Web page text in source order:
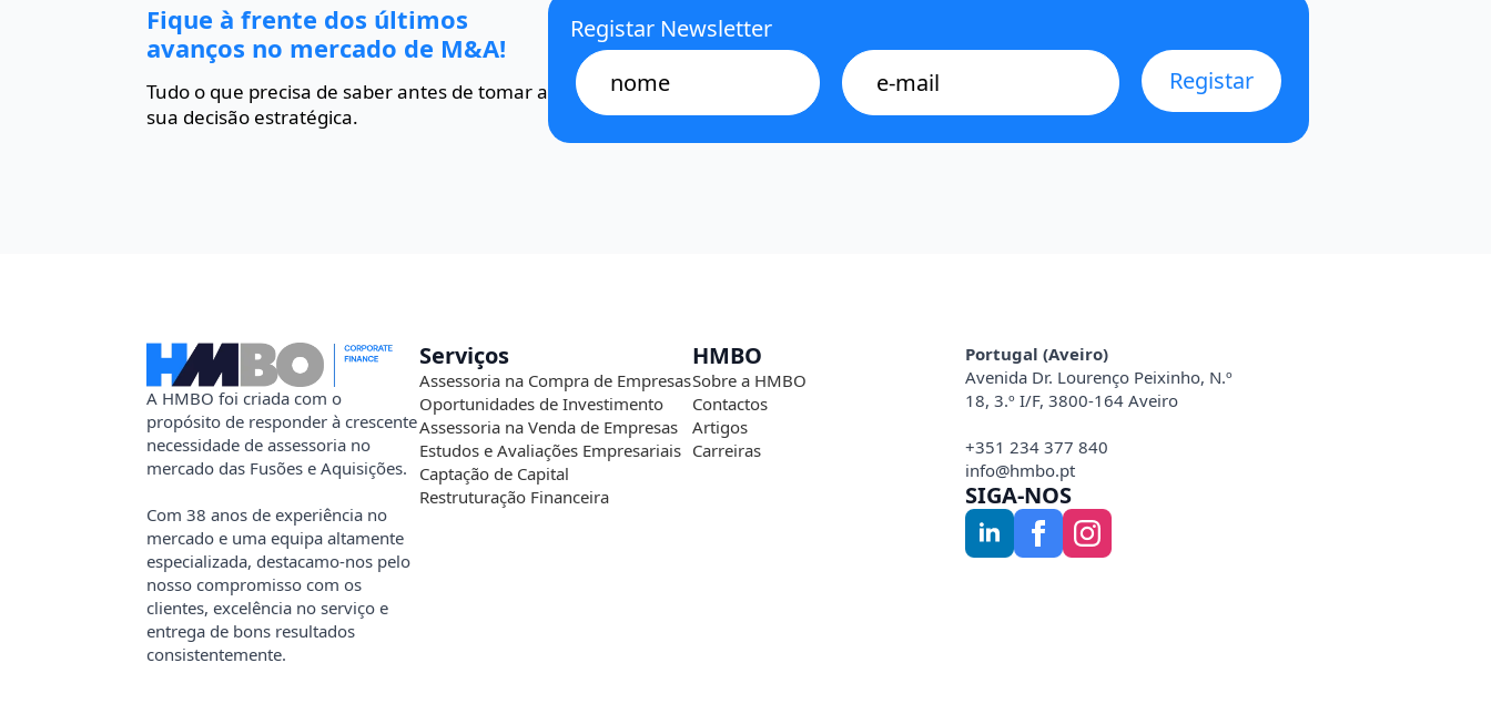
Fique à frente dos últimos
avanços no mercado de M&A!
Tudo o que precisa de saber antes de tomar a
sua decisão estratégica.
Registar Newsletter
Name
E-
mail
*
Registar
A HMBO foi criada com o
propósito de responder à crescente
necessidade de assessoria no
mercado das Fusões e Aquisições.
Com 38 anos de experiência no
mercado e uma equipa altamente
especializada, destacamo-nos pelo
nosso compromisso com os
clientes, excelência no serviço e
entrega de bons resultados
consistentemente.
Serviços
Assessoria na Compra de Empresas
Oportunidades de Investimento
Assessoria na Venda de Empresas
Estudos e Avaliações Empresariais
Captação de Capital
Restruturação Financeira
HMBO
Sobre a HMBO
Contactos
Artigos
Carreiras
Portugal (Aveiro)
Avenida Dr. Lourenço Peixinho, N.º
18, 3.º I/F, 3800-164 Aveiro
+351 234 377 840
info@hmbo.pt
SIGA-NOS